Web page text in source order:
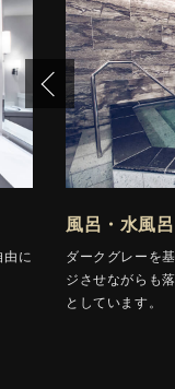
由に
風呂・水風
ダークグレーを
ジさせながらも
としています。